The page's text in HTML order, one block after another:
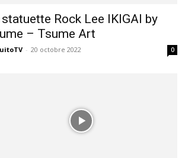
statuette Rock Lee IKIGAI by
– Tsume Art
- 20 octobre 2022 0